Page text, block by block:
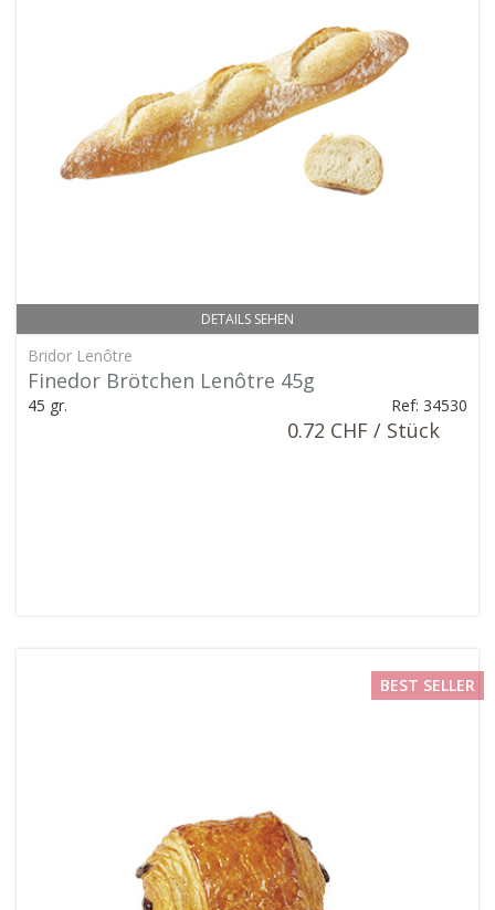
DETAILS SEHEN
Bridor Lenôtre
Finedor Brötchen Lenôtre 45g
45 gr. Ref: 34530
0.72 CHF / Stück
BEST SELLER